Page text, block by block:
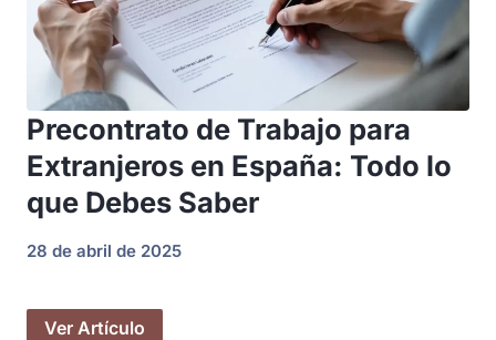
Precontrato de Trabajo para
Extranjeros en España: Todo lo
que Debes Saber
28 de abril de 2025
Ver Artículo